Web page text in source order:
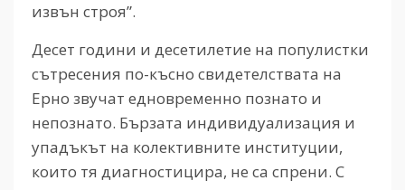
извън строя”.
Десет години и десетилетие на популистки
сътресения по-късно свидетелствата на
Ерно звучат едновременно познато и
непознато. Бързата индивидуализация и
упадъкът на колективните институции,
които тя диагностицира, не са спрени. С